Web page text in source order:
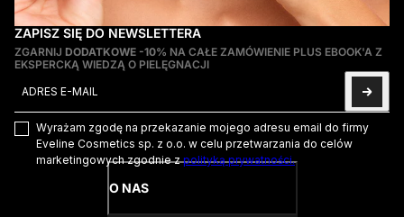
ZAPISZ SIĘ DO NEWSLETTERA
ZGARNIJ DODATKOWE -10% NA CAŁE ZAMÓWIENIE PLUS EBOOK'A Z
EKSPERCKĄ WIEDZĄ O PIELĘGNACJI
Wyrażam zgodę na przekazanie mojego adresu email do firmy
Eveline Cosmetics sp. z o.o. w celu przetwarzania do celów
marketingowych zgodnie zpolityką prywatności.
Ta strona jest chroniona przez hCaptcha i obowiązują na niej
O NAS